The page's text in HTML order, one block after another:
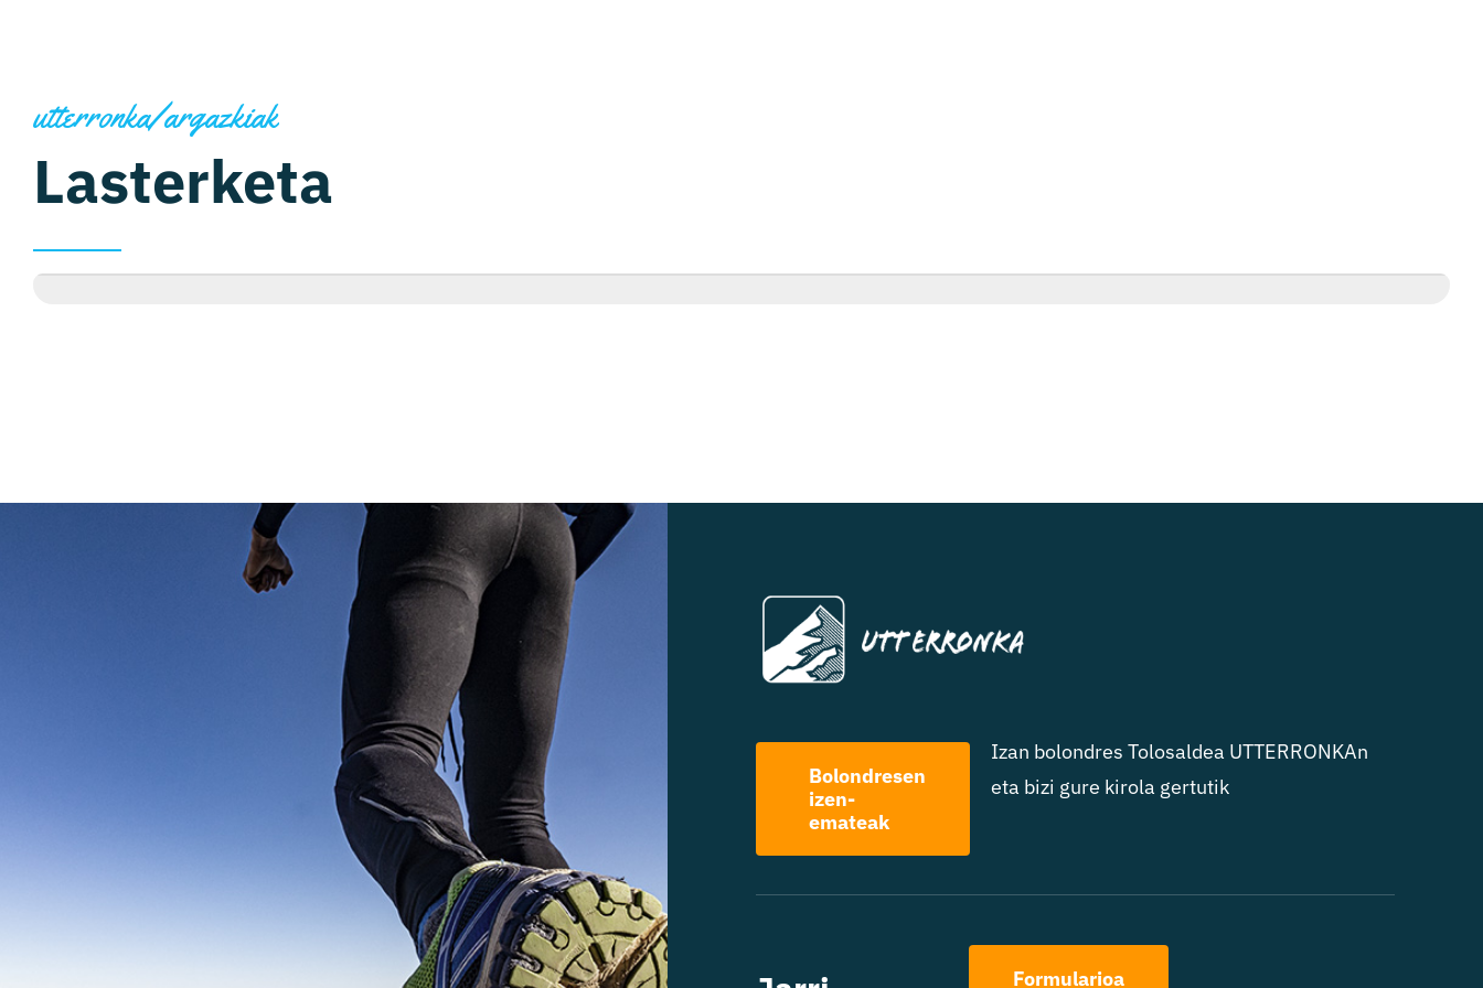
utterronka/argazkiak
Lasterketa
Bolondresen
izen-
emateak
Izan bolondres Tolosaldea UTTERRONKAn
eta bizi gure kirola gertutik
Formularioa